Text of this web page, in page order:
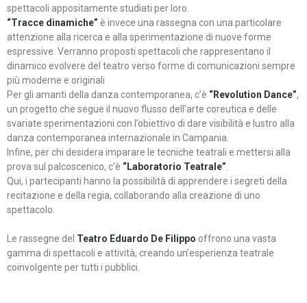
spettacoli appositamente studiati per loro.
“Tracce dinamiche” è invece una rassegna con una particolare
attenzione alla ricerca e alla sperimentazione di nuove forme
espressive. Verranno proposti spettacoli che rappresentano il
dinamico evolvere del teatro verso forme di comunicazioni sempre
più moderne e originali
Per gli amanti della danza contemporanea, c’è “Revolution Dance”,
un progetto che segue il nuovo flusso dell’arte coreutica e delle
svariate sperimentazioni con l’obiettivo di dare visibilità e lustro alla
danza contemporanea internazionale in Campania.
Infine, per chi desidera imparare le tecniche teatrali e mettersi alla
prova sul palcoscenico, c’è “Laboratorio Teatrale”
Qui, i partecipanti hanno la possibilità di apprendere i segreti della
recitazione e della regia, collaborando alla creazione di uno
spettacolo.
Le rassegne del Teatro Eduardo De Filippo offrono una vasta
gamma di spettacoli e attività, creando un’esperienza teatrale
coinvolgente per tutti i pubblici.